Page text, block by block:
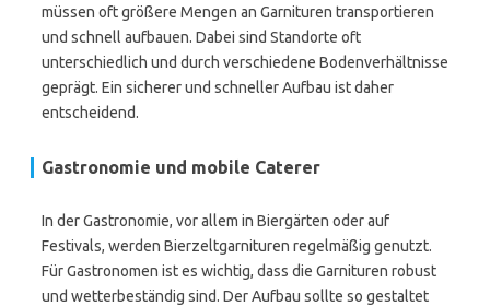
müssen oft größere Mengen an Garnituren transportieren
und schnell aufbauen. Dabei sind Standorte oft
unterschiedlich und durch verschiedene Bodenverhältnisse
geprägt. Ein sicherer und schneller Aufbau ist daher
entscheidend.
Gastronomie und mobile Caterer
In der Gastronomie, vor allem in Biergärten oder auf
Festivals, werden Bierzeltgarnituren regelmäßig genutzt.
Für Gastronomen ist es wichtig, dass die Garnituren robust
und wetterbeständig sind. Der Aufbau sollte so gestaltet